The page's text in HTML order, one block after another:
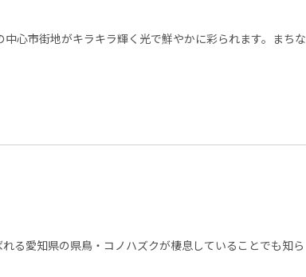
心市街地がキラキラ輝く光で鮮やかに彩られます。まちな
る愛知県の県鳥・コノハズクが棲息していることでも知ら